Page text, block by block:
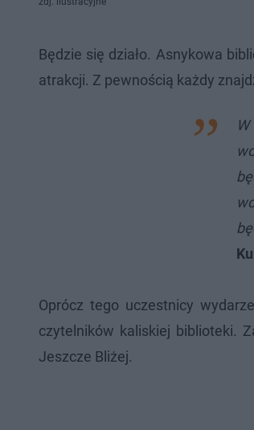
Będzie się działo. Asnykowa
atrakcji. Z pewnością każdy
Oprócz tego uczestnicy
czytelników kaliskiej biblioteki.
Jeszcze Bliżej.